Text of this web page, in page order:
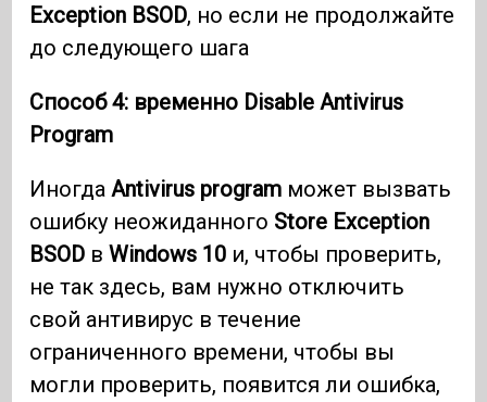
Exception BSOD, но если не продолжайте
до следующего шага
Способ 4: временно Disable Antivirus
Program
Иногда Antivirus program может вызвать
ошибку неожиданного Store Exception
BSOD вWindows 10 и, чтобы проверить,
не так здесь, вам нужно отключить
свой антивирус в течение
ограниченного времени, чтобы вы
могли проверить, появится ли ошибка,